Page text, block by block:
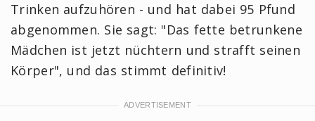
Trinken aufzuhören - und hat dabei 95 Pfund
abgenommen. Sie sagt: "Das fette betrunkene
Mädchen ist jetzt nüchtern und strafft seinen
Körper", und das stimmt definitiv!